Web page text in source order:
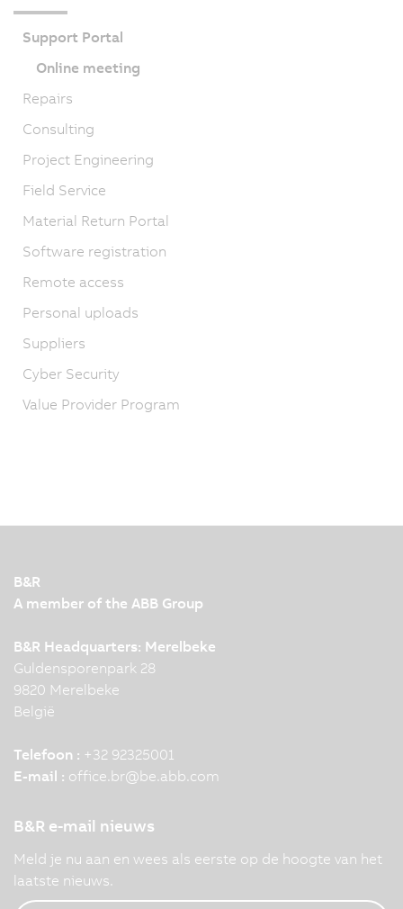
Support Portal
Online meeting
Repairs
Consulting
Project Engineering
Field Service
Material Return Portal
Software registration
Remote access
Personal uploads
Suppliers
Cyber Security
Value Provider Program
B&R
A member of the ABB Group
B&R Headquarters: Merelbeke
Guldensporenpark 28
9820 Merelbeke
België
Telefoon : +32 92325001
E-mail : office.br@be.abb.com
B&R e-mail nieuws
Meld je nu aan en wees als eerste op de hoogte van het
laatste nieuws.